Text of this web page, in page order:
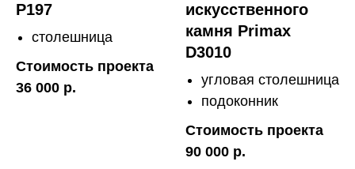
P197
столешница
Стоимость проекта
36 000 р.
искусственного
камня Primax
D3010
угловая столешница
подоконник
Стоимость проекта
90 000 р.